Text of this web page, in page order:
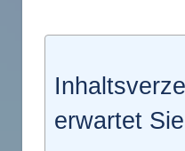
erwartet